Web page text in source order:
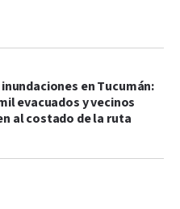
en Tucumán:
evacuados y vecinos
al costado de la ruta